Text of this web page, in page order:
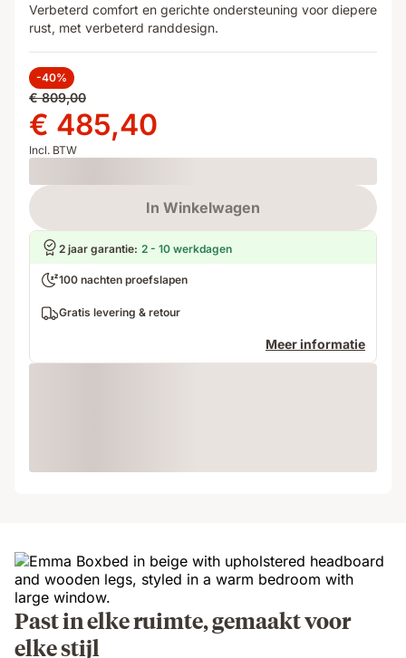
Verbeterd comfort en gerichte ondersteuning voor diepere
rust, met verbeterd randdesign.
-40%
Oorspronkelijke
prijs
€ 809,00
€ 809,00
Prijs
€ 485,40
€ 485,40
Incl. BTW
Loading
In Winkelwagen
2 jaar garantie: 2 - 10 werkdagen
100 nachten proefslapen
Gratis levering & retour
Meer informatie
Past in elke ruimte, gemaakt voor
elke stijl